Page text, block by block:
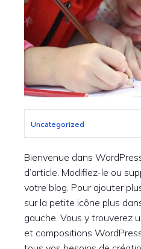
Uncategorized
Bienvenue dans
d’article. Modifiez-le ou
votre blog. Pour ajouter
sur la petite icône plus
gauche. Vous y trouverez
et compositions